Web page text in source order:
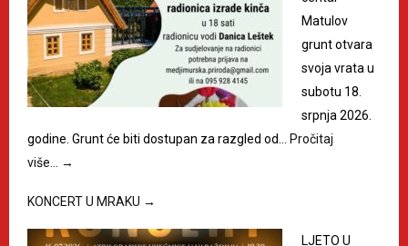
Matulov
grunt otvara
svoja vrata u
subotu 18.
srpnja 2026.
godine. Grunt će biti dostupan za razgled od…
Pročitaj
više…
→
KONCERT U MRAKU →
LJETO U